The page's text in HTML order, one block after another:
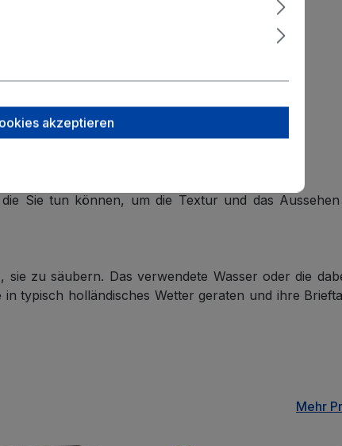
in den Niederlanden
Pflege.
Sie tun können, um die Textur und das
zu säubern. Das verwendete Wasser oder die
typisch holländisches Wetter geraten und ihre
Mehr
akzeptieren